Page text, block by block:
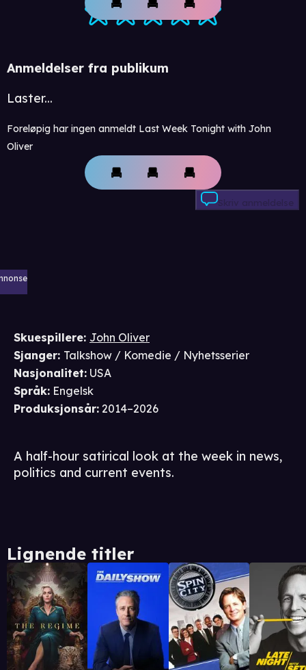
Anmeldelser fra publikum
Laster...
Foreløpig har ingen anmeldt Last Week Tonight with John
Oliver
Skriv anmeldelse
Skuespillere: John Oliver
Sjanger: Talkshow / Komedie / Nyhetsserier
Nasjonalitet: USA
Språk: Engelsk
Produksjonsår: 2014–2026
A half-hour satirical look at the week in news,
politics and current events.
Lignende titler